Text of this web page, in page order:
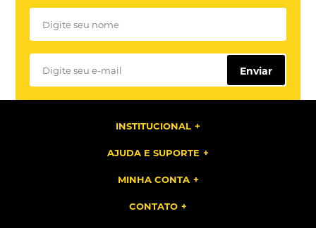
Enviar
INSTITUCIONAL
AJUDA E SUPORTE
MINHA CONTA
CONTATO